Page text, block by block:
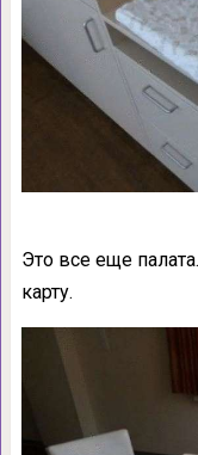
Это все еще
карту.